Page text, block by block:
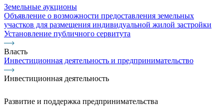
Земельные аукционы
Объявление о возможности предоставления земельных
участков для размещения индивидуальной жилой застройки
Установление публичного сервитута
Власть
Инвестиционная деятельность и предпринимательство
Инвестиционная деятельность
Развитие и поддержка предпринимательства